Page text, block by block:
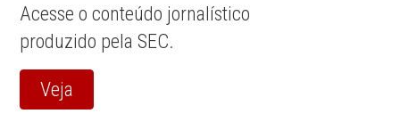
Acesse o conteúdo jornalístico
produzido pela SEC.
Veja